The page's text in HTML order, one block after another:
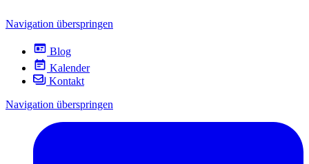
Navigation überspringen
Blog
Kalender
Kontakt
Navigation überspringen